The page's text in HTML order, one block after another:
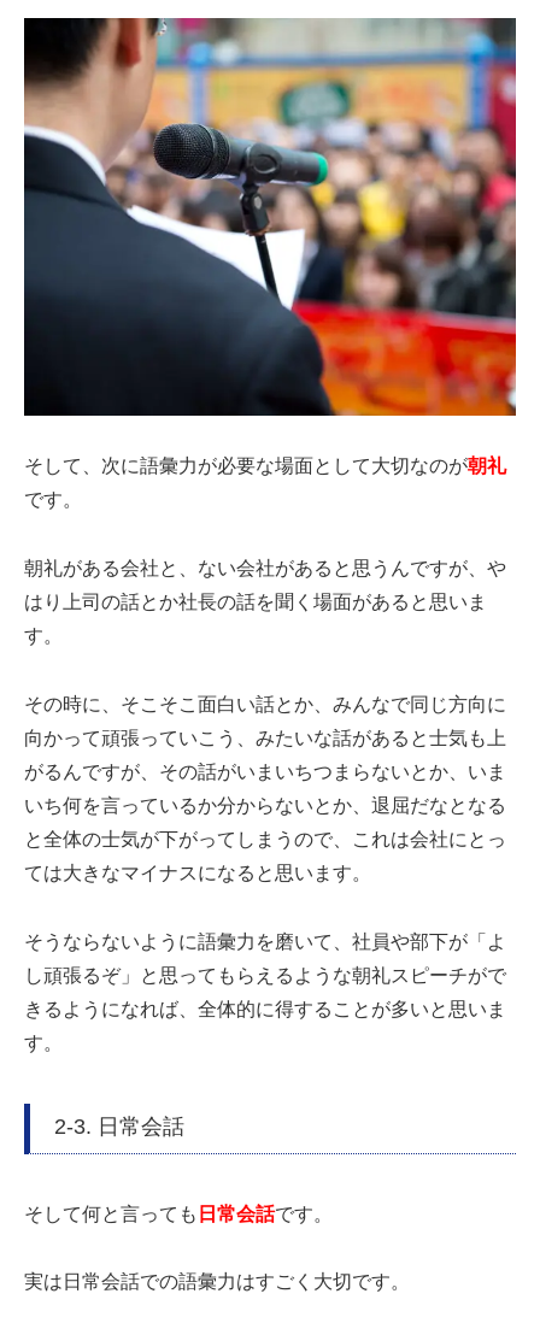
そして、次に語彙力が必要な場面として大切なのが朝礼
です。
朝礼がある会社と、ない会社があると思うんですが、や
はり上司の話とか社長の話を聞く場面があると思いま
す。
その時に、そこそこ面白い話とか、みんなで同じ方向に
向かって頑張っていこう、みたいな話があると士気も上
がるんですが、その話がいまいちつまらないとか、いま
いち何を言っているか分からないとか、退屈だなとなる
と全体の士気が下がってしまうので、これは会社にとっ
ては大きなマイナスになると思います。
そうならないように語彙力を磨いて、社員や部下が「よ
し頑張るぞ」と思ってもらえるような朝礼スピーチがで
きるようになれば、全体的に得することが多いと思いま
す。
2-3. 日常会話
そして何と言っても 日常会話です。
実は日常会話での語彙力はすごく大切です。